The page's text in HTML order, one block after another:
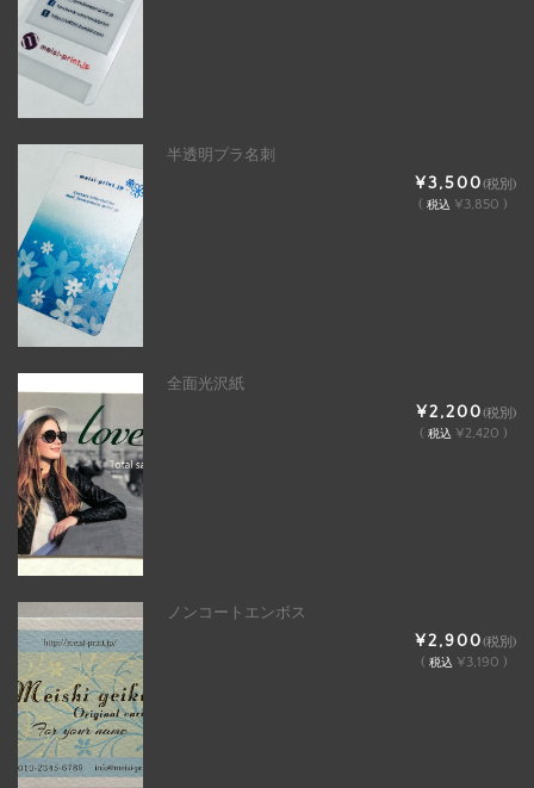
半透明プラ名刺
¥3,500(税別)
( 税込 ¥3,850 )
全面光沢紙
¥2,200(税別)
( 税込 ¥2,420 )
ノンコートエンボス
¥2,900(税別)
( 税込 ¥3,190 )